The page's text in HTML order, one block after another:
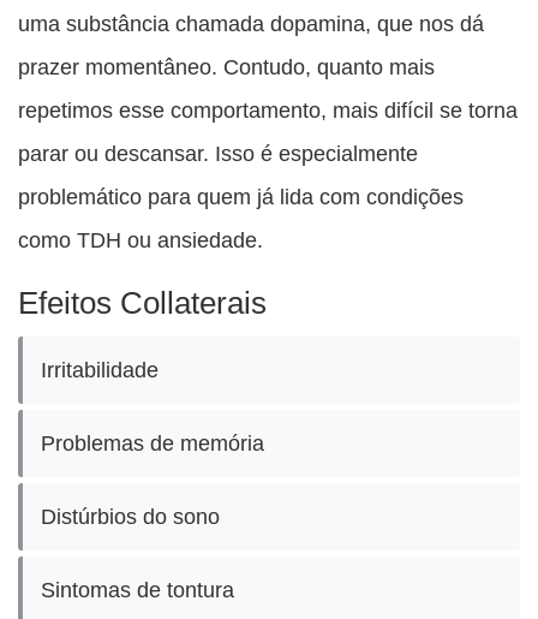
uma substância chamada dopamina, que nos dá
prazer momentâneo. Contudo, quanto mais
repetimos esse comportamento, mais difícil se torna
parar ou descansar. Isso é especialmente
problemático para quem já lida com condições
como TDH ou ansiedade.
Efeitos Collaterais
Irritabilidade
Problemas de memória
Distúrbios do sono
Sintomas de tontura